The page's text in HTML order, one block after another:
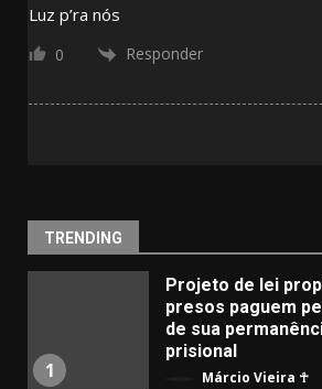
Luz p’ra nós
0 Responder
TRENDING
1
Projeto de lei
presos paguem
de sua
prisional
Márcio Vieira ☥